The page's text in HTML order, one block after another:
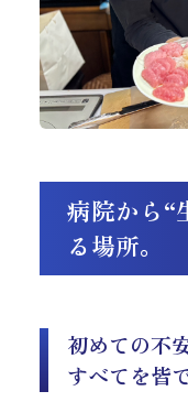
病院から“
る場所。
初めての不
すべてを皆